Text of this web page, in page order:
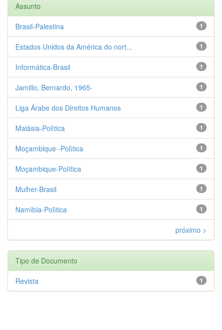
Assunto
1
Brasil-Palestina
1
Estados Unidos da América do nort...
1
Informática-Brasil
1
Jamillo, Bernardo, 1965-
1
Liga Árabe dos Direitos Humanos
1
Malásia-Polìtica
1
Moçambique -Polìtica
1
Moçambique-Política
1
Mulher-Brasil
1
Namìbia-Polìtica
próximo >
Tipo de Documento
1
Revista